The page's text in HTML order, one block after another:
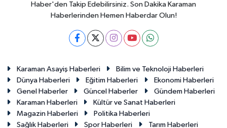
Haber'den Takip Edebilirsiniz. Son Dakika Karaman
Haberlerinden Hemen Haberdar Olun!
Karaman Asayiş Haberleri
Bilim ve Teknoloji Haberleri
Dünya Haberleri
Eğitim Haberleri
Ekonomi Haberleri
Genel Haberler
Güncel Haberler
Gündem Haberleri
Karaman Haberleri
Kültür ve Sanat Haberleri
Magazin Haberleri
Politika Haberleri
Sağlık Haberleri
Spor Haberleri Tarım Haberleri